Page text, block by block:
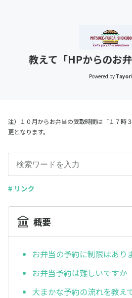
教えて「HPからのお
Powered by Tayori
注）１０月からお弁当の受取時間は「１７時
更となります。
# リンク
概要
お弁当の予約に制限はあり
お弁当予約は難しいですか
大まかな予約の流れを教え